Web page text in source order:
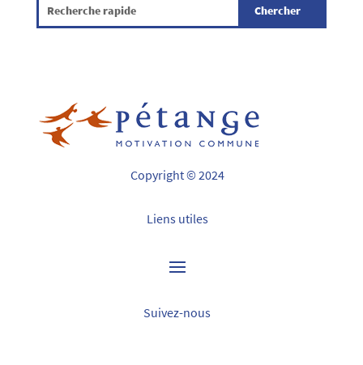
Copyright © 2024
Liens utiles
Suivez-nous